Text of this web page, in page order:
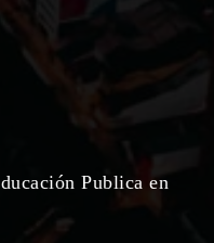
Publica en